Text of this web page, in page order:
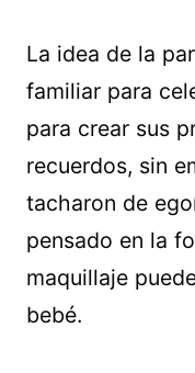
La idea de la
familiar para
para crear sus
recuerdos, sin
tacharon de
pensado en la
maquillaje
bebé.